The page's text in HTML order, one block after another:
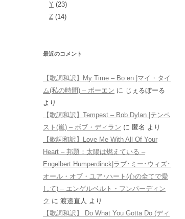
Y (23)
Z (14)
最近のコメント
【歌詞和訳】My Time – Bo en |マイ・タイ
ム(私の時間) – ボーエン に じぇるぼーる
より
【歌詞和訳】Tempest – Bob Dylan |テンペ
スト(嵐) – ボブ・ディラン に 匿名 より
【歌詞和訳】Love Me With All Of Your
Heart – 邦題：太陽は燃えている –
Engelbert Humperdinck|ラブ･ミー･ウィズ･
オール・オブ・ユア･ハート(心の全てで愛
して) – エンゲルベルト・フンパーディン
ク に 渡邉直人 より
【歌詞和訳】 Do What You Gotta Do (ディ